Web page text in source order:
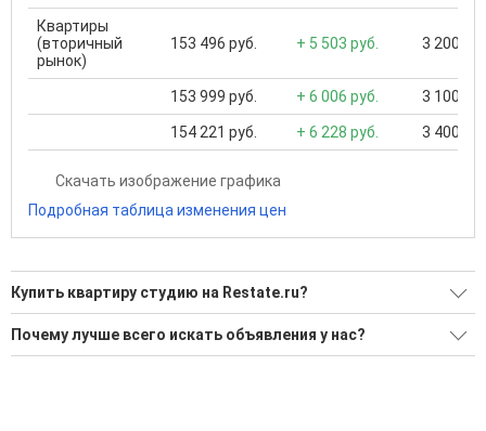
Квартиры
(вторичный
рынок)
153 496 руб. + 5 503 руб. 3 200
153 999 руб. + 6 006 руб. 3 100
154 221 руб. + 6 228 руб. 3 400
Скачать изображение графика
Подробная таблица изменения цен
Купить квартиру студию на Restate.ru?
Ищите, как Купить квартиру студию?
Воспользуйтесь нашим поиском по новостройкам, для
Почему лучше всего искать объявления у нас?